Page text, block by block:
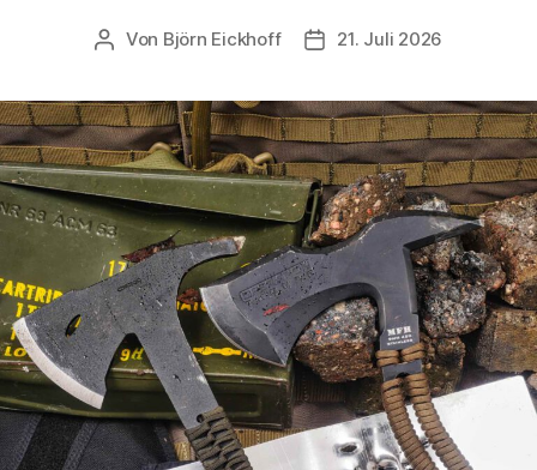
Beitragsautor
Von Björn Eickhoff Veröffentlichungsdatum
21. Juli 2026